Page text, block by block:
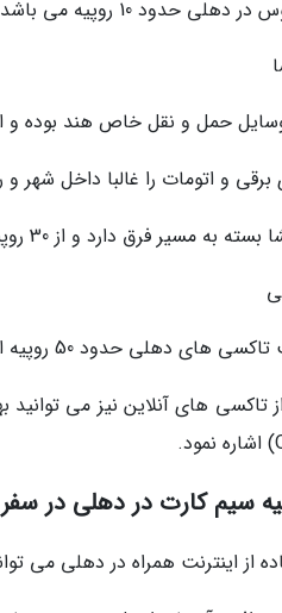
دهلی حدود 10 روپیه می باشد.
حمل و نقل خاص هند بوده و
و اتومات را غالبا داخل شهر
به مسیر فرق دارد و از 30 روپیه آغاز می گردد.
50 روپیه است که به ازای هر یک کیلومتر بیشتر، 18 روپیه به آن اضافه می گردد.
سیم کارت در دهلی در
از اینترنت همراه در دهلی می